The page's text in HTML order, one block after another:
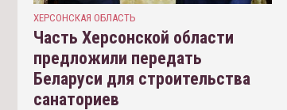
ХЕРСОНСКАЯ ОБЛАСТЬ
Часть Херсонской области
предложили передать
Беларуси для строительства
санаториев